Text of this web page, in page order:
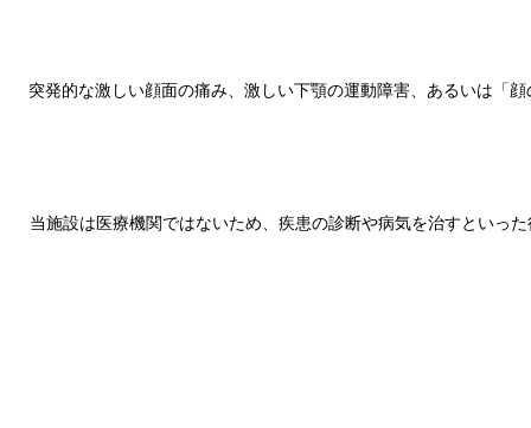
突発的な激しい顔面の痛み、激しい下顎の運動障害、あるいは「
当施設は医療機関ではないため、疾患の診断や病気を治すといっ